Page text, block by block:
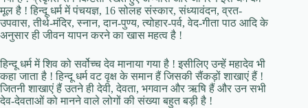
मूल है ! हिन्दू धर्म में पंचयज्ञ, 16 सोलह संस्कार, संध्यावंदन, व्रत-
उपवास, तीर्थ-मंदिर, स्नान, दान-पुण्य, त्योहार-पर्व, वेद-गीता पाठ आदि के
अनुसार ही जीवन यापन करने का खास महत्व है !
हिन्दू धर्म में शिव को सर्वोच्च देव मानाया गया है ! इसीलिए उन्हें महादेव भी
कहा जाता है ! हिन्दू धर्म वट वृक्ष के समान हैं जिसकी सैंकड़ों शाखाएं हैं !
जितनी शाखाएं हैं उतने ही देवी, देवता, भगवान और ऋषि हैं और उन सभी
देव-देवताओं को मानने वाले लोगों की संख्‍या बहुत बड़ी है !